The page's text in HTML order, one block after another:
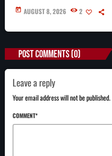
today AUGUST 8, 2026 2
POST COMMENTS (0)
Leave a reply
Your email address will not be
COMMENT*